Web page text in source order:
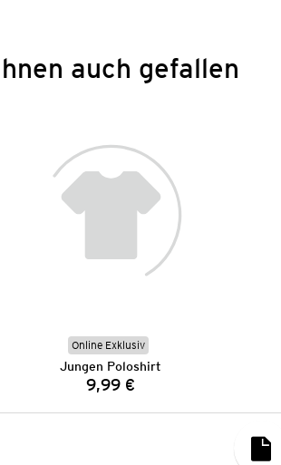
auch gefallen
Online Exklusiv
Jungen Poloshirt
Preis:
9,99 €